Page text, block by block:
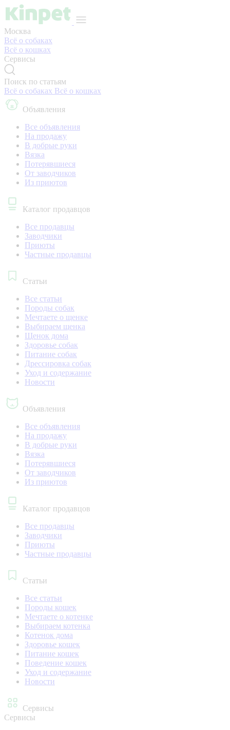
Москва
Всё о собаках
Всё о кошках
Сервисы
Поиск по статьям
Всё о собаках Всё о кошках
Объявления
Все объявления
На продажу
В добрые руки
Вязка
Потерявшиеся
От заводчиков
Из приютов
Каталог продавцов
Все продавцы
Заводчики
Приюты
Частные продавцы
Статьи
Все статьи
Породы собак
Мечтаете о щенке
Выбираем щенка
Щенок дома
Здоровье собак
Питание собак
Дрессировка собак
Уход и содержание
Новости
Объявления
Все объявления
На продажу
В добрые руки
Вязка
Потерявшиеся
От заводчиков
Из приютов
Каталог продавцов
Все продавцы
Заводчики
Приюты
Частные продавцы
Статьи
Все статьи
Породы кошек
Мечтаете о котенке
Выбираем котенка
Котенок дома
Здоровье кошек
Питание кошек
Поведение кошек
Уход и содержание
Новости
Сервисы
Сервисы